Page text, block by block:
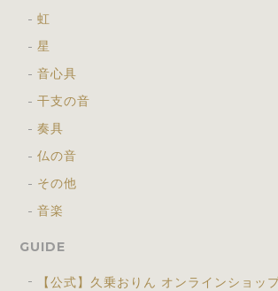
虹
星
音心具
干支の音
奏具
仏の音
その他
音楽
GUIDE
【公式】久乗おりん オンラインショッ